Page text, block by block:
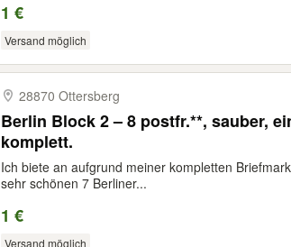
1 €
Versand möglich
28870 Ottersberg
Berlin Block 2 – 8 postfr.**, sauber,
komplett.
Ich biete an aufgrund meiner kompletten
sehr schönen 7 Berliner...
1 €
Versand möglich